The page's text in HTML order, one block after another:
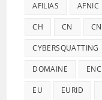
AFILIAS AFNIC
CH CN
CYBERSQUATTING
DOMAINE
EU EURID